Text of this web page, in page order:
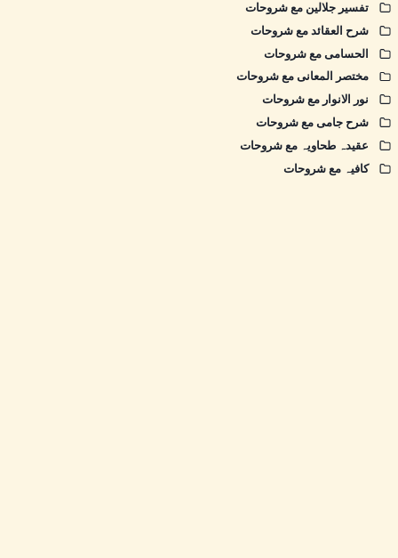
تفسیر جلالین مع شروحات
شرح العقائد مع شروحات
الحسامی مع شروحات
مختصر المعانی مع شروحات
نور الانوار مع شروحات
شرح جامی مع شروحات
عقیدہ طحاویہ مع شروحات
کافیہ مع شروحات